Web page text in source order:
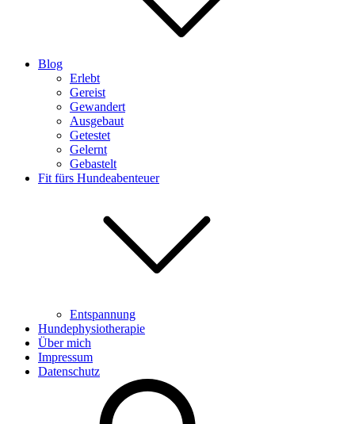
Blog
Erlebt
Gereist
Gewandert
Ausgebaut
Getestet
Gelernt
Gebastelt
Fit fürs Hundeabenteuer
Entspannung
Hundephysiotherapie
Über mich
Impressum
Datenschutz